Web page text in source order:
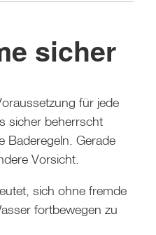
sicher
für jede
sicher beherrscht
Baderegeln. Gerade
Vorsicht.
sich ohne fremde
fortbewegen zu